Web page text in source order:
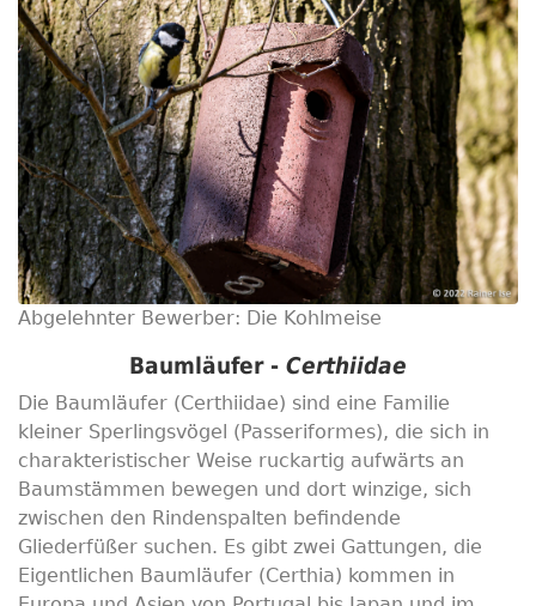
Abgelehnter Bewerber: Die Kohlmeise
Baumläufer - Certhiidae
Die Baumläufer (Certhiidae) sind eine Familie
kleiner Sperlingsvögel (Passeriformes), die sich in
charakteristischer Weise ruckartig aufwärts an
Baumstämmen bewegen und dort winzige, sich
zwischen den Rindenspalten befindende
Gliederfüßer suchen. Es gibt zwei Gattungen, die
Eigentlichen Baumläufer (Certhia) kommen in